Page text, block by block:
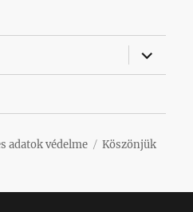
almenü
adatok védelme
Köszönjük